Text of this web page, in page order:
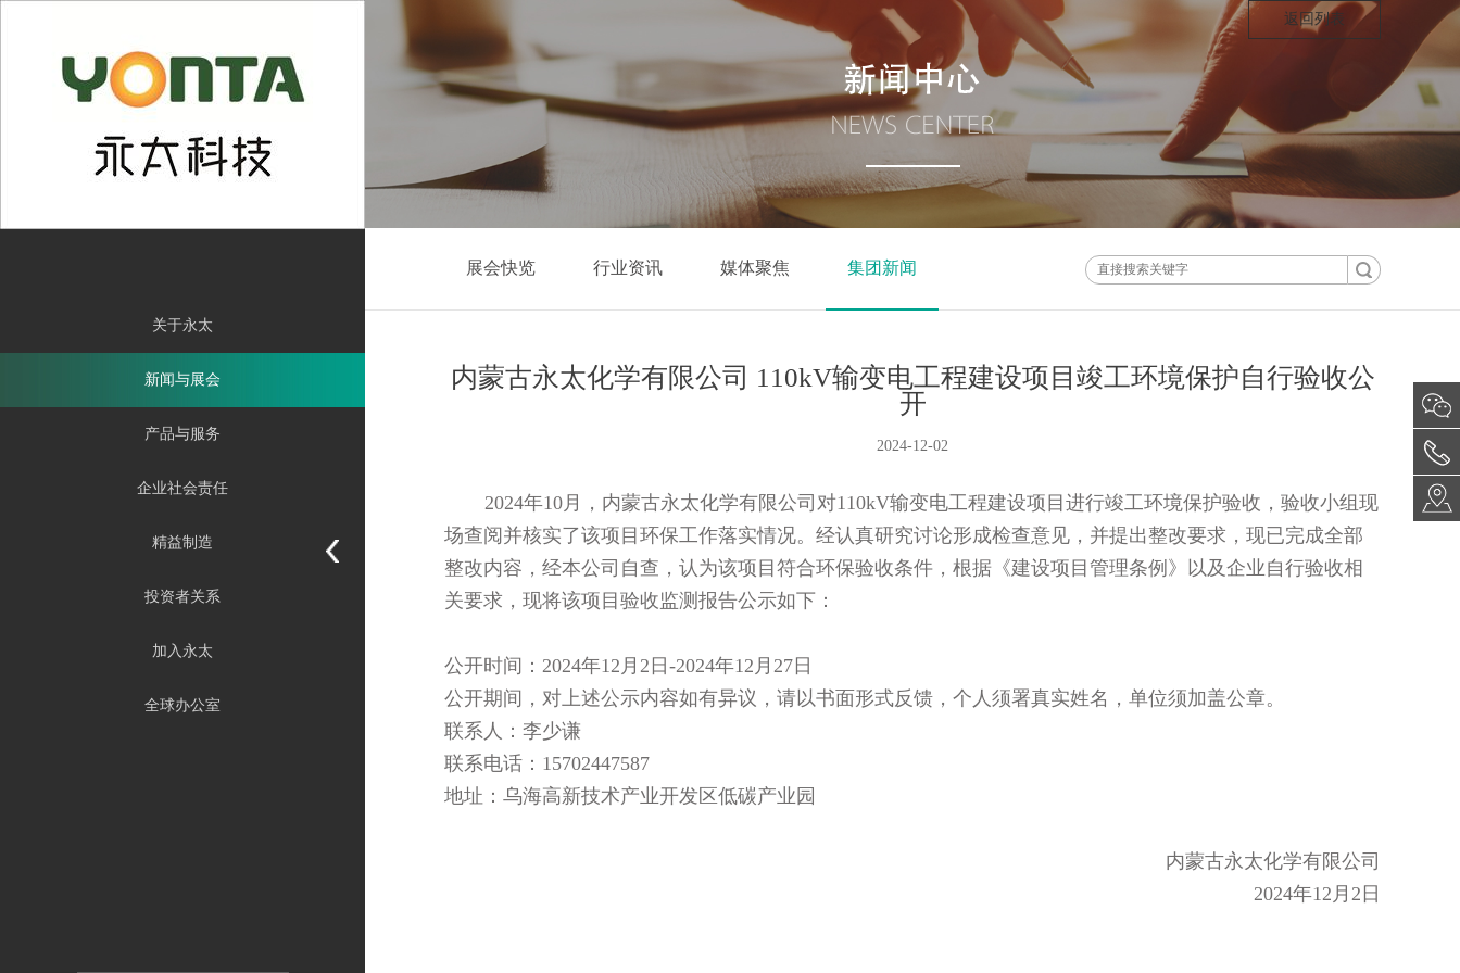
En
关于永太
新闻与展会
产品与服务
企业社会责任
精益制造
投资者关系
加入永太
全球办公室
展会快览 行业资讯 媒体聚焦 集团新闻
返回列表
内蒙古永太化学有限公司 110kV输变电工程建设项目竣工环境保护自行验收公
开
2024-12-02
2024年10月，内蒙古永太化学有限公司对110kV输变电工程建设项目进行竣工环境保护验收，验收小组现
场查阅并核实了该项目环保工作落实情况。经认真研究讨论形成检查意见，并提出整改要求，现已完成全部
整改内容，经本公司自查，认为该项目符合环保验收条件，根据《建设项目管理条例》以及企业自行验收相
关要求，现将该项目验收监测报告公示如下：
公开时间： 2024年12 月 2 日 -2024年12 月 27 日
公开期间，对上述公示内容如有异议，请以书面形式反馈，个人须署真实姓名，单位须加盖公章。
联系人：李少谦
联系电话： 15702447587
地址：乌海高新技术产业开发区低碳产业园
内蒙古永太化学有限公司
2024年12 月 2 日